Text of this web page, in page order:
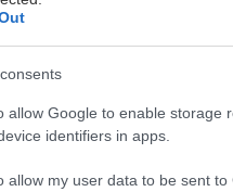
allow Google to enable storage
identifiers in apps.
allow my user data to be sent
εκ νέου μια
το πω πιο λαϊκά- για «το